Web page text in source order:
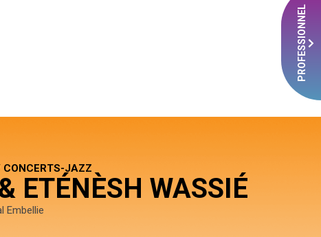
PROFESSIONNEL
CONCERTS-JAZZ
ETÉNÈSH WASSIÉ
Embellie